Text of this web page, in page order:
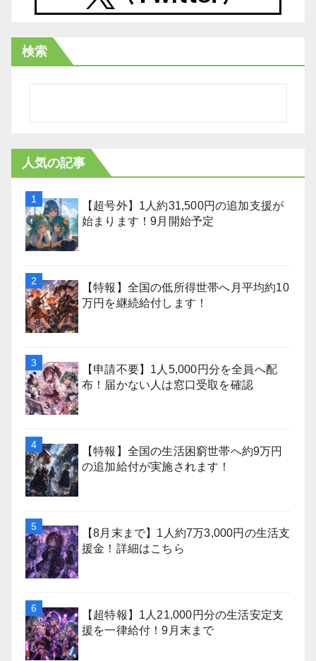
検索
人気の記事
【超号外】1人約31,500円の追加支援が
始まります！9月開始予定
【特報】全国の低所得世帯へ月平均約10
万円を継続給付します！
【申請不要】1人5,000円分を全員へ配
布！届かない人は窓口受取を確認
【特報】全国の生活困窮世帯へ約9万円
の追加給付が実施されます！
【8月末まで】1人約7万3,000円の生活支
援金！詳細はこちら
【超特報】1人21,000円分の生活安定支
援を一律給付！9月末まで